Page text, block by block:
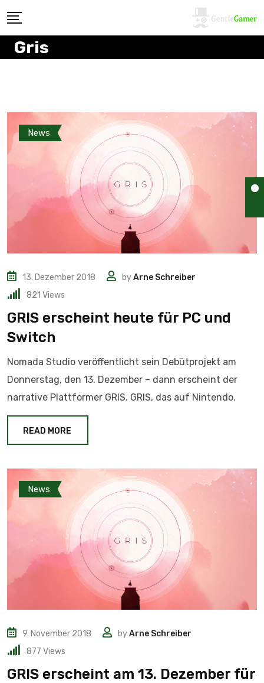
Gris
News
13. Dezember 2018 byArne Schreiber
821 Views
GRIS erscheint heute für PC und
Switch
Nomada Studio veröffentlicht sein Debütprojekt am
Donnerstag, den 13. Dezember – dann erscheint der
narrative Plattformer GRIS. GRIS, das auf Nintendo.
READ MORE
News
9. November 2018 byArne Schreiber
877 Views
GRIS erscheint am 13. Dezember für